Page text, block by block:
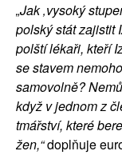
„Jak ‚vysoký
polský stát zajistit
polští lékaři, kteří
se stavem
samovolně?
když v jednom z
tmářství, které
žen,“doplňuje